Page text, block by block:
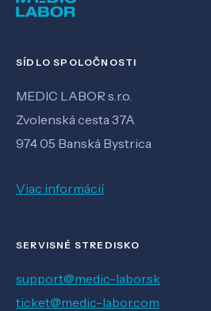
SÍDLO SPOLOČNOSTI
MEDIC LABOR s.r.o.
Zvolenská cesta 37A
974 05 Banská Bystrica
Viac informácií
SERVISNÉ STREDISKO
support@medic-labor.sk
ticket@medic-labor.com